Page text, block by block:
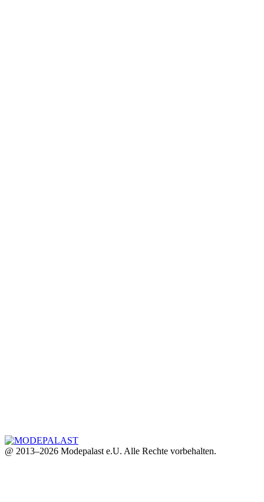
@ 2013–2026 Modepalast e.U. Alle Rechte vorbehalten.